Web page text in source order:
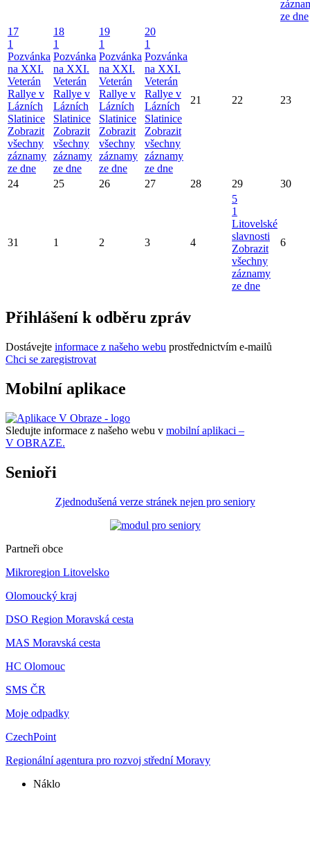
ze dne
17
1
Pozvánka
na XXI.
Veterán
Rallye v
Lázních
Slatinice
Zobrazit
všechny
záznamy
ze dne
18
1
Pozvánka
na XXI.
Veterán
Rallye v
Lázních
Slatinice
Zobrazit
všechny
záznamy
ze dne
19
1
Pozvánka
na XXI.
Veterán
Rallye v
Lázních
Slatinice
Zobrazit
všechny
záznamy
ze dne
20
1
Pozvánka
na XXI.
Veterán
Rallye v
Lázních
Slatinice
Zobrazit
všechny
záznamy
ze dne
21 22 23
24 25 26 27 28 29 30
31 1 2 3 4
5
1
Litovelské
slavnosti
Zobrazit
všechny
záznamy
ze dne
6
Přihlášení k odběru zpráv
Dostávejte informace z našeho webu prostřednictvím e-mailů
Chci se zaregistrovat
Mobilní aplikace
Sledujte informace z našeho webu v mobilní aplikaci –
V OBRAZE.
Senioři
Zjednodušená verze stránek nejen pro seniory
Partneři obce
Mikroregion Litovelsko
Olomoucký kraj
DSO Region Moravská cesta
MAS Moravská cesta
HC Olomouc
SMS ČR
Moje odpadky
CzechPoint
Regionální agentura pro rozvoj střední Moravy
Náklo